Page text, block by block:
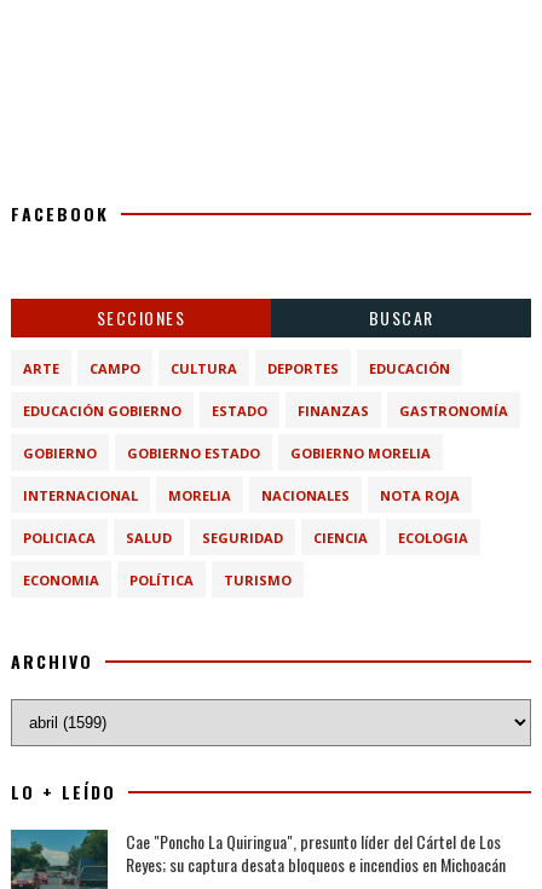
FACEBOOK
SECCIONES BUSCAR
ARTE CAMPO CULTURA DEPORTES EDUCACIÓN
EDUCACIÓN GOBIERNO ESTADO FINANZAS GASTRONOMÍA
GOBIERNO GOBIERNO ESTADO GOBIERNO MORELIA
INTERNACIONAL MORELIA NACIONALES NOTA ROJA
POLICIACA SALUD SEGURIDAD CIENCIA ECOLOGIA
ECONOMIA POLÍTICA TURISMO
ARCHIVO
LO + LEÍDO
Cae "Poncho La Quiringua", presunto líder del Cártel de Los
Reyes; su captura desata bloqueos e incendios en Michoacán